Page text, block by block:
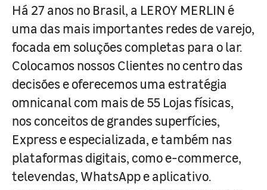
Há 27 anos no Brasil, a LEROY MERLIN é
uma das mais importantes redes de varejo,
focada em soluções completas para o lar.
Colocamos nossos Clientes no centro das
decisões e oferecemos uma estratégia
omnicanal com mais de 55 Lojas físicas,
nos conceitos de grandes superfícies,
Express e especializada, e também nas
plataformas digitais, como e-commerce,
televendas, WhatsApp e aplicativo.